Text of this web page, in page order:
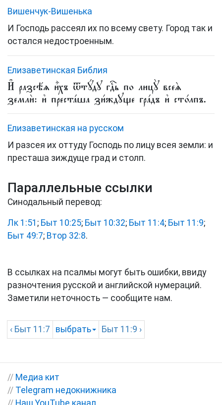
Вишенчук-Вишенька
И Господь рассеял их по всему свету. Город так и
остался недостроенным.
Елизаветинская Библия
И҆ разсѣ́ѧ и҆̀хъ ѿтꙋ́дꙋ гдⷭ҇ь по лицꙋ̀ всеѧ̀
землѝ: и҆ преста́ша зи́ждꙋще гра́дъ и҆ сто́лпъ.
Елизаветинская на русском
И разсея их оттуду Господь по лицу всея земли: и
престаша зиждуще град и столп.
Параллельные ссылки
Синодальный перевод:
Лк 1:51 ; Быт 10:25; Быт 10:32; Быт 11:4; Быт 11:9;
Быт 49:7; Втор 32:8.
В ссылках на псалмы могут быть ошибки, ввиду
разночтения русской и английской нумераций.
Заметили неточность — сообщите нам.
‹ Быт 11:7 выбрать Быт 11:9 ›
// Медиа кит
// Telegram недокнижника
// Наш YouTube канал